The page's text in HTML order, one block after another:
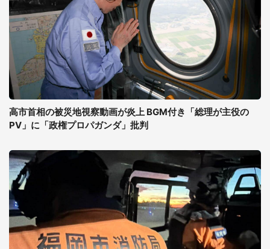
高市首相の被災地視察動画が炎上 BGM付き「総理が主役の
PV」に「政権プロパガンダ」批判